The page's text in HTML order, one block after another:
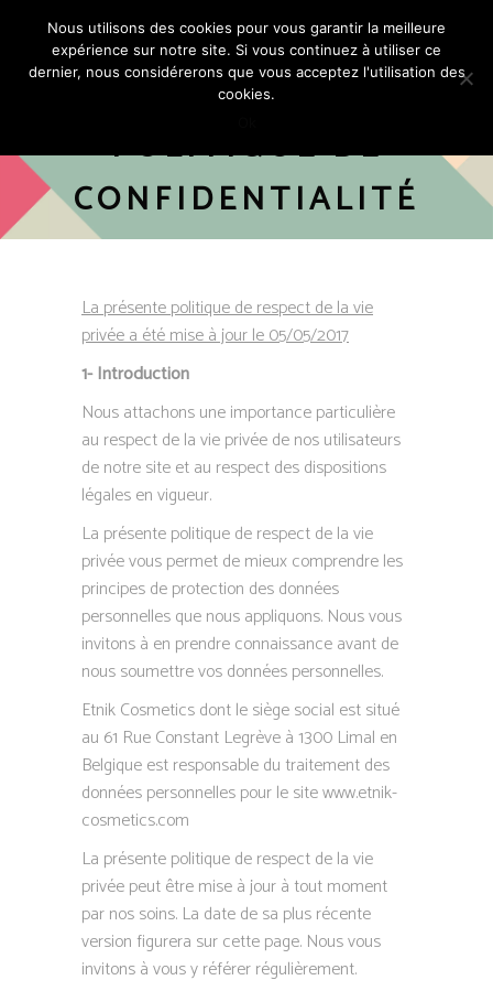
POLITIQUE DE
CONFIDENTIALITÉ
La présente politique de respect de la vie
privée a été mise à jour le 05/05/2017
1- Introduction
Nous attachons une importance particulière
au respect de la vie privée de nos utilisateurs
de notre site et au respect des dispositions
légales en vigueur.
La présente politique de respect de la vie
privée vous permet de mieux comprendre les
principes de protection des données
personnelles que nous appliquons. Nous vous
invitons à en prendre connaissance avant de
nous soumettre vos données personnelles.
Etnik Cosmetics dont le siège social est situé
au 61 Rue Constant Legrève à 1300 Limal en
Belgique est responsable du traitement des
données personnelles pour le site www.etnik-
cosmetics.com
La présente politique de respect de la vie
privée peut être mise à jour à tout moment
par nos soins. La date de sa plus récente
version figurera sur cette page. Nous vous
invitons à vous y référer régulièrement.
Nous utilisons des cookies pour vous garantir la meilleure
expérience sur notre site. Si vous continuez à utiliser ce
dernier, nous considérerons que vous acceptez l'utilisation des
cookies.